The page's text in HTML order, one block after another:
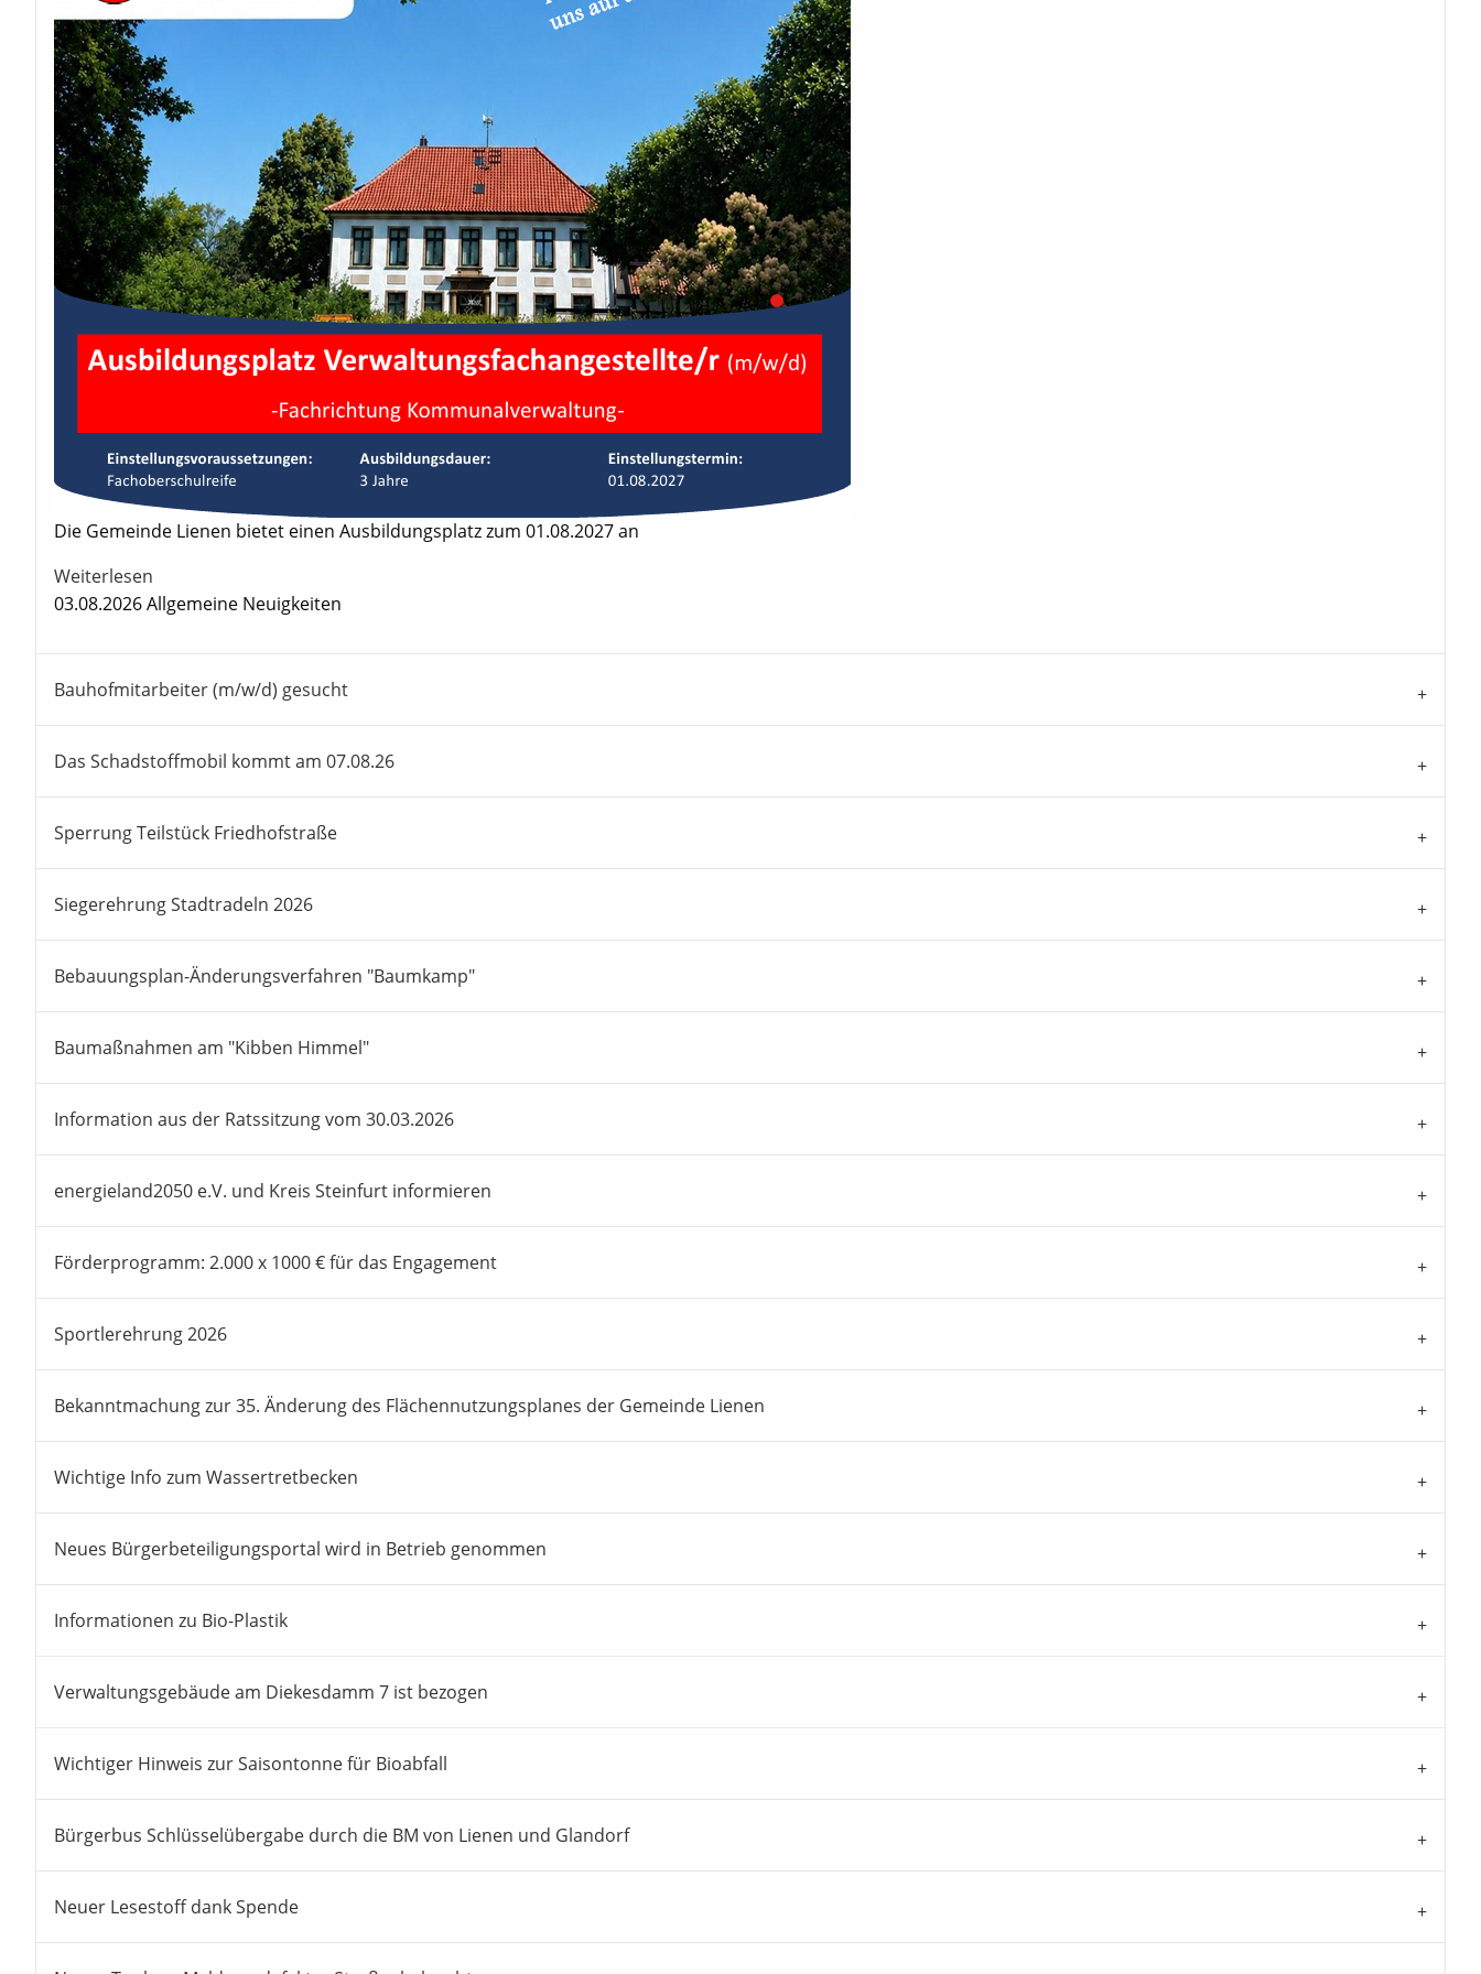
Die Gemeinde Lienen bietet einen Ausbildungsplatz zum 01.08.2027 an
Weiterlesen
03.08.2026Allgemeine Neuigkeiten
Bauhofmitarbeiter (m/w/d) gesucht
Das Schadstoffmobil kommt am 07.08.26
Sperrung Teilstück Friedhofstraße
Siegerehrung Stadtradeln 2026
Bebauungsplan-Änderungsverfahren "Baumkamp"
Baumaßnahmen am "Kibben Himmel"
Information aus der Ratssitzung vom 30.03.2026
energieland2050 e.V. und Kreis Steinfurt informieren
Förderprogramm: 2.000 x 1000 € für das Engagement
Sportlerehrung 2026
Bekanntmachung zur 35. Änderung des Flächennutzungsplanes der Gemeinde Lienen
Wichtige Info zum Wassertretbecken
Neues Bürgerbeteiligungsportal wird in Betrieb genommen
Informationen zu Bio-Plastik
Verwaltungsgebäude am Diekesdamm 7 ist bezogen
Wichtiger Hinweis zur Saisontonne für Bioabfall
Bürgerbus Schlüsselübergabe durch die BM von Lienen und Glandorf
Neuer Lesestoff dank Spende